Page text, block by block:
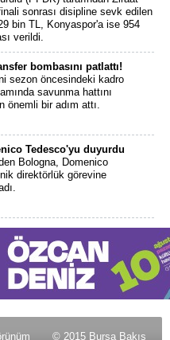
sonrası disipline sevk edilen
bin TL, Konyaspor'a ise 954
verildi.
bombasını patlattı!
sezon öncesindeki kadro
savunma hattını
önemli bir adım attı.
Tedesco'yu duyurdu
Bologna, Domenico
direktörlük görevine
© 2015 Bursa Bakış